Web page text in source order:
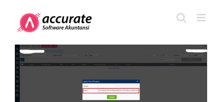
content
View
Larger
Image